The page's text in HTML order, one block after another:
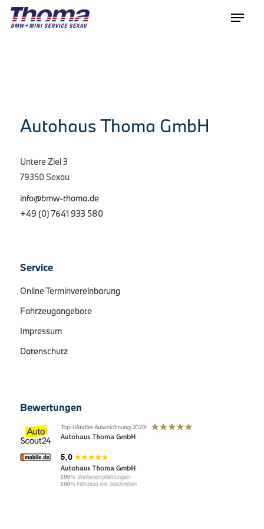
Autohaus Thoma GmbH
Untere Ziel 3
79350 Sexau
info@bmw-thoma.de
+49 (0) 7641 933 580
Service
Online Terminvereinbarung
Fahrzeugangebote
Impressum
Datenschutz
Bewertungen